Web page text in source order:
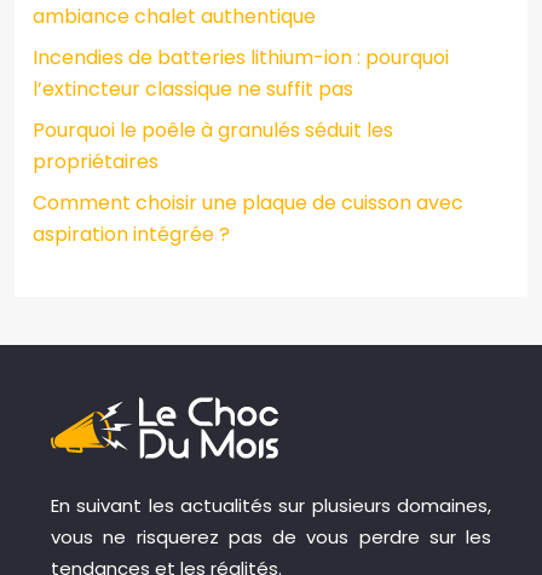
ambiance chalet authentique
Incendies de batteries lithium-ion : pourquoi
l’extincteur classique ne suffit pas
Pourquoi le poêle à granulés séduit les
propriétaires
Comment choisir une plaque de cuisson avec
aspiration intégrée ?
En suivant les actualités sur plusieurs domaines,
vous ne risquerez pas de vous perdre sur les
tendances et les réalités.